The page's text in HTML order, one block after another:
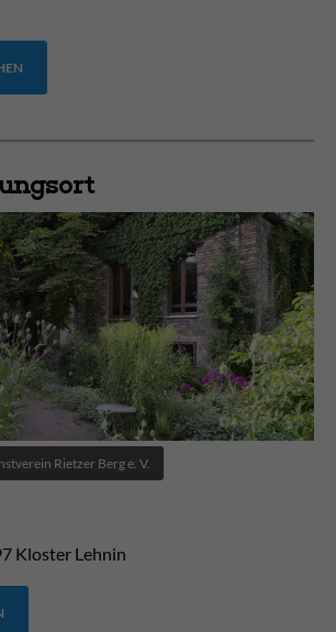
Rietzer Berg e. V.
Kloster Lehnin